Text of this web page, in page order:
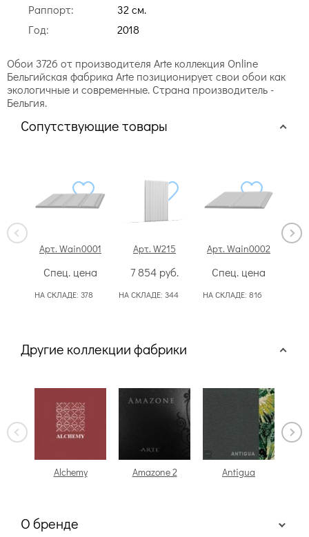
Раппорт:
32 cм.
Год:
2018
Обои 3726 от производителя Arte коллекция Online
Бельгийская фабрика Arte позиционирует свои обои как
экологичные и современные. Страна производитель -
Бельгия.
Сопутствующие товары
Арт. Wain0001
Спец. цена
НА СКЛАДЕ: 378
Арт. W215
7 854 руб.
НА СКЛАДЕ: 344
Арт. Wain0002
Спец. цена
НА СКЛАДЕ: 816
Другие коллекции фабрики
Alchemy Amazone 2 Antigua
О бренде